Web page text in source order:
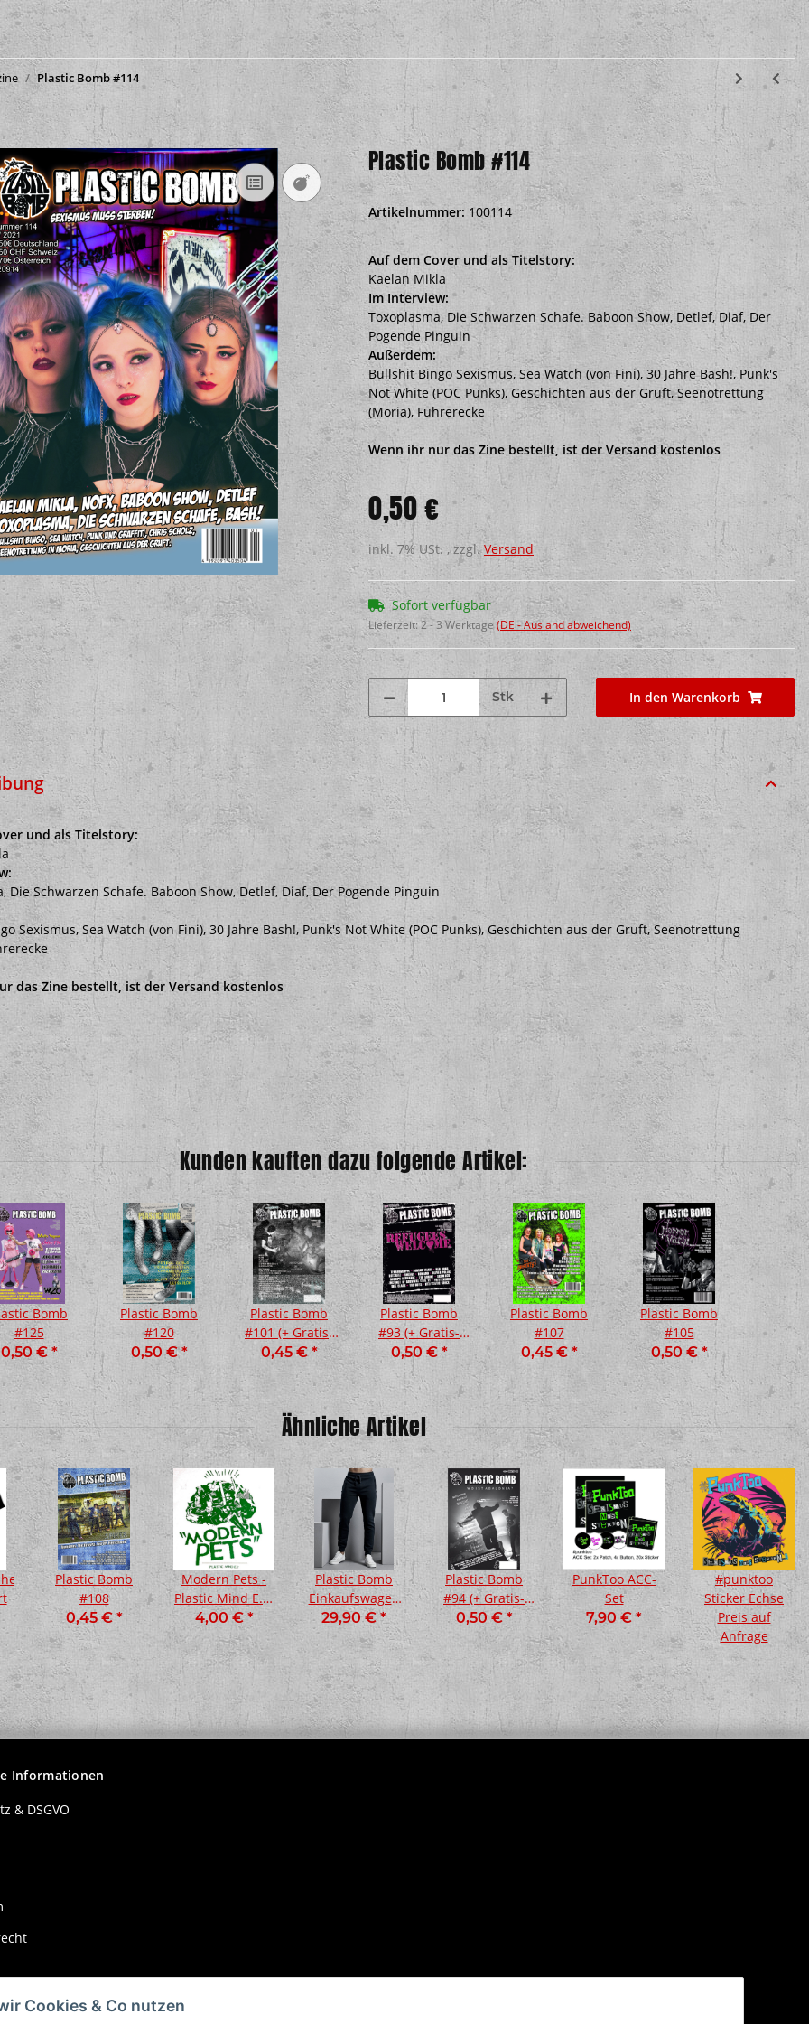
Plastic Bomb #114
Plastic Bomb #114
Artikelnummer: 100114
Auf dem Cover und als Titelstory:
Kaelan Mikla
Im Interview:
Toxoplasma, Die Schwarzen Schafe. Baboon Show, Detlef, Diaf, Der
Pogende Pinguin
Außerdem:
Bullshit Bingo Sexismus, Sea Watch (von Fini), 30 Jahre Bash!, Punk's
Not White (POC Punks), Geschichten aus der Gruft, Seenotrettung
(Moria), Führerecke
Wenn ihr nur das Zine bestellt, ist der Versand kostenlos
0,50 €
inkl. 7% USt. , zzgl.Versand
Sofort verfügbar
Lieferzeit:2 - 3 Werktage (DE - Ausland abweichend)
Stk In den Warenkorb
und als Titelstory:
Die Schwarzen Schafe. Baboon Show, Detlef, Diaf, Der Pogende Pinguin
Sexismus, Sea Watch (von Fini), 30 Jahre Bash!, Punk's Not White (POC Punks), Geschichten aus der Gruft, Seenotrettung
das Zine bestellt, ist der Versand kostenlos
Kunden kauften dazu folgende Artikel:
Bomb
#125
0,50 € *
Plastic Bomb
#120
0,50 €*
Plastic Bomb
#101 (+ Gratis-
CD)
0,45 €*
Plastic Bomb
#93 (+ Gratis-
CD)
0,50 € *
Plastic Bomb
#107
0,45 € *
Plastic Bomb
#105
0,50 € *
Ähnliche Artikel
Plastic Bomb
#108
0,45 €*
Modern Pets -
Plastic Mind E.P.
7"
4,00 €*
Plastic Bomb
Einkaufswagen
Pocketprint
Jogginghose Boy,
schwarz
29,90 €*
Plastic Bomb
#94 (+ Gratis-
CD)
0,50 €*
PunkToo ACC-
Set
7,90 €*
#punktoo
Sticker Echse
Preis auf
Anfrage
und
Ben Bloodygrave / Bad Taste
Paranoia Split 12"
10,00 €*
Popperklopper - Verloren und
Vergessen Lp
15,00 €
*
Informationen
& DSGVO
Cookies & Co nutzen